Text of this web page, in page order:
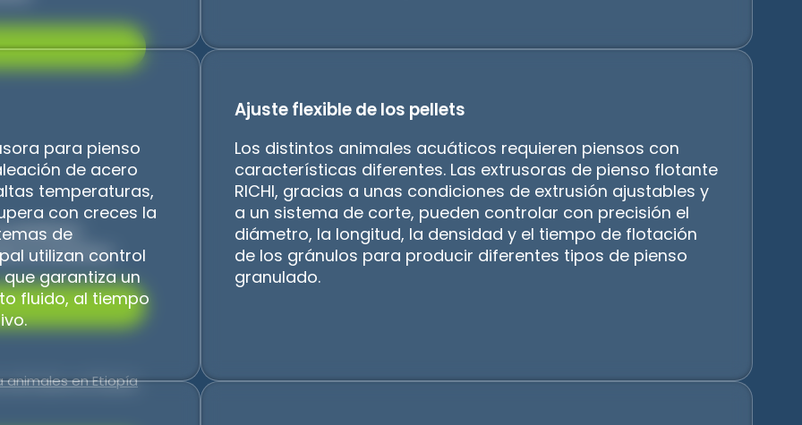
en Zimbabue
en Etiopía
para pienso
de acero
temperaturas,
con creces la
de
utilizan control
garantiza un
fluido, al tiempo
Ajuste flexible de los pellets
Los distintos animales acuáticos requieren piensos con
características diferentes. Las extrusoras de pienso flotante
RICHI, gracias a unas condiciones de extrusión ajustables y
a un sistema de corte, pueden controlar con precisión el
diámetro, la longitud, la densidad y el tiempo de flotación
de los gránulos para producir diferentes tipos de pienso
granulado.